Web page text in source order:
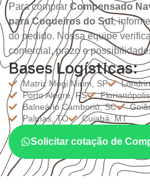
Para comprar Compensado
para Coqueiros do Sul,
do pedido. Nossa equipe
comercial, prazo e
Bases Logísticas:
Matriz Mogi Mirim, SP
Porto Alegre, RS
Balneário Camboriú, SC
Palmas, TO
Cuiabá, MT
Solicitar cotação de